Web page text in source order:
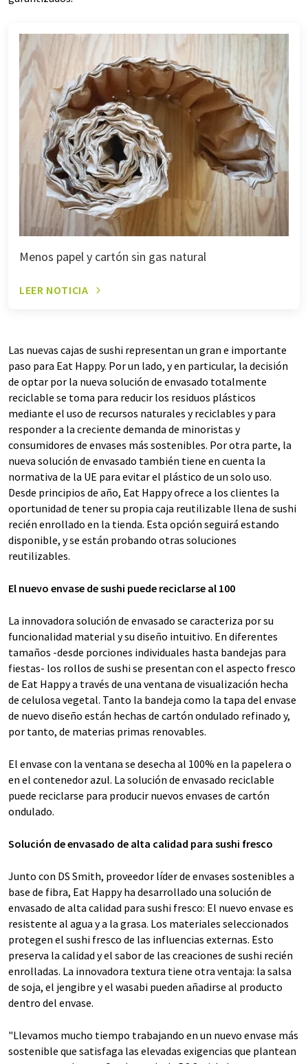
Menos papel y cartón sin gas natural
LEER NOTICIA
Las nuevas cajas de sushi representan un gran e importante
paso para Eat Happy. Por un lado, y en particular, la decisión
de optar por la nueva solución de envasado totalmente
reciclable se toma para reducir los residuos plásticos
mediante el uso de recursos naturales y reciclables y para
responder a la creciente demanda de minoristas y
consumidores de envases más sostenibles. Por otra parte, la
nueva solución de envasado también tiene en cuenta la
normativa de la UE para evitar el plástico de un solo uso.
Desde principios de año, Eat Happy ofrece a los clientes la
oportunidad de tener su propia caja reutilizable llena de sushi
recién enrollado en la tienda. Esta opción seguirá estando
disponible, y se están probando otras soluciones
reutilizables.
El nuevo envase de sushi puede reciclarse al 100
La innovadora solución de envasado se caracteriza por su
funcionalidad material y su diseño intuitivo. En diferentes
tamaños -desde porciones individuales hasta bandejas para
fiestas- los rollos de sushi se presentan con el aspecto fresco
de Eat Happy a través de una ventana de visualización hecha
de celulosa vegetal. Tanto la bandeja como la tapa del envase
de nuevo diseño están hechas de cartón ondulado refinado y,
por tanto, de materias primas renovables.
El envase con la ventana se desecha al 100% en la papelera o
en el contenedor azul. La solución de envasado reciclable
puede reciclarse para producir nuevos envases de cartón
ondulado.
Solución de envasado de alta calidad para sushi fresco
Junto con DS Smith, proveedor líder de envases sostenibles a
base de fibra, Eat Happy ha desarrollado una solución de
envasado de alta calidad para sushi fresco: El nuevo envase es
resistente al agua y a la grasa. Los materiales seleccionados
protegen el sushi fresco de las influencias externas. Esto
preserva la calidad y el sabor de las creaciones de sushi recién
enrolladas. La innovadora textura tiene otra ventaja: la salsa
de soja, el jengibre y el wasabi pueden añadirse al producto
dentro del envase.
"Llevamos mucho tiempo trabajando en un nuevo envase más
sostenible que satisfaga las elevadas exigencias que plantean